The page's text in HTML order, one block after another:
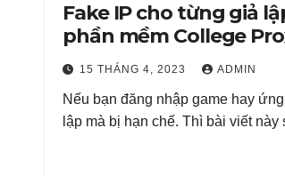
Fake IP cho từng giả
phần mềm College
15 THÁNG 4, 2023 ADMIN
Nếu bạn đăng nhập game hay
lập mà bị hạn chế. Thì bài viết